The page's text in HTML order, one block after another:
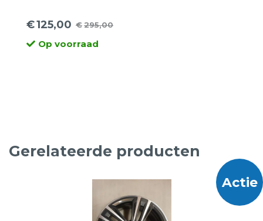
€295,00
Oorspronkelijke
prijs
€125,00
Huidige
prijsOp voorraad
Gerelateerde producten
Actie